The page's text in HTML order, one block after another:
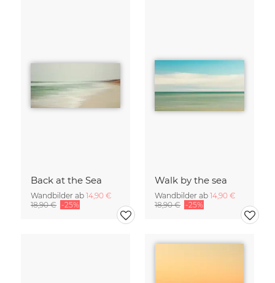
Back at the Sea
Wandbilder ab 14,90 €
18,90 € -25%
Walk by the sea
Wandbilder ab 14,90 €
18,90 € -25%